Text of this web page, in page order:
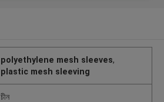
polyethylene mesh sleeves,
plastic mesh sleeving
চীন